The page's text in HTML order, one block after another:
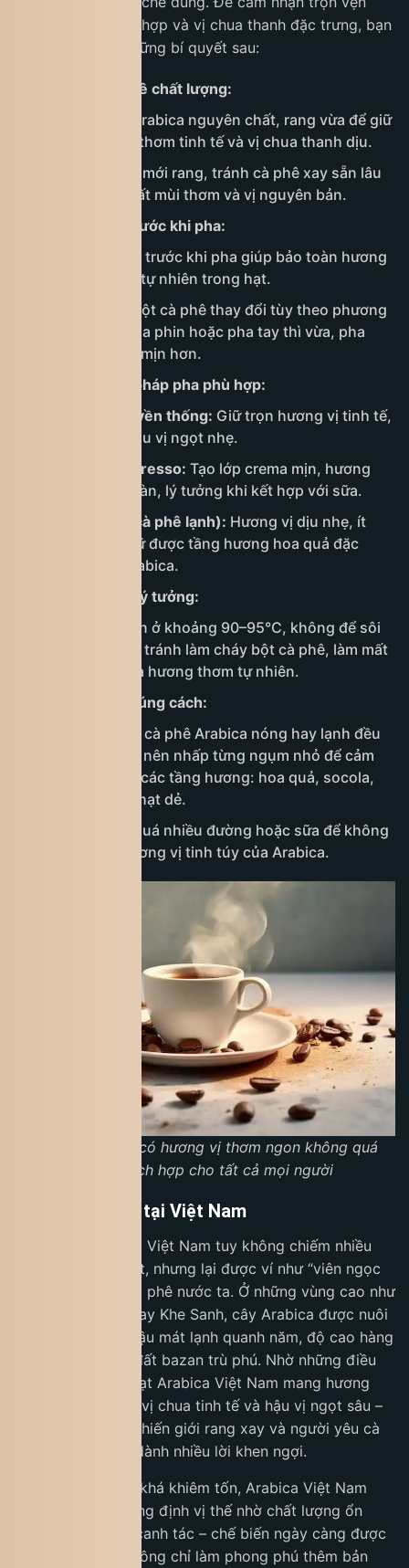
hương thơm phức hợp và vị chua thanh đặc trưng, bạn
có thể áp dụng những bí quyết sau:
Chọn hạt cà phê chất lượng:
Ưu tiên hạt Arabica nguyên chất, rang vừa để giữ
được hương thơm tinh tế và vị chua thanh dịu.
Nên mua hạt mới rang, tránh cà phê xay sẵn lâu
ngày vì sẽ mất mùi thơm và vị nguyên bản.
Xay hạt ngay trước khi pha:
Xay hạt ngay trước khi pha giúp bảo toàn hương
thơm và dầu tự nhiên trong hạt.
Độ mịn của bột cà phê thay đổi tùy theo phương
pháp pha: pha phin hoặc pha tay thì vừa, pha
espresso thì mịn hơn.
Chọn phương pháp pha phù hợp:
Pha phin truyền thống: Giữ trọn hương vị tinh tế,
đậm đà và hậu vị ngọt nhẹ.
Pha máy Espresso: Tạo lớp crema mịn, hương
thơm nồng nàn, lý tưởng khi kết hợp với sữa.
Cold brew (cà phê lạnh): Hương vị dịu nhẹ, ít
đắng, vẫn giữ được tầng hương hoa quả đặc
trưng của Arabica.
Nhiệt độ nước lý tưởng:
Nước pha nên ở khoảng 90–95°C, không để sôi
quá mạnh để tránh làm cháy bột cà phê, làm mất
đi vị thanh và hương thơm tự nhiên.
Thưởng thức đúng cách:
Thưởng thức cà phê Arabica nóng hay lạnh đều
được, nhưng nên nhấp từng ngụm nhỏ để cảm
nhận đầy đủ các tầng hương: hoa quả, socola,
caramel hay hạt dẻ.
Tránh thêm quá nhiều đường hoặc sữa để không
làm lu mờ hương vị tinh túy của Arabica.
Arabica coffee có hương vị thơm ngon không quá
đắng, thích hợp cho tất cả mọi người
Cà phê Arabica tại Việt Nam
Cà phê Arabica tại Việt Nam tuy không chiếm nhiều
diện tích trồng trọt, nhưng lại được ví như “viên ngọc
quý” của ngành cà phê nước ta. Ở những vùng cao như
Cầu Đất, Sơn La hay Khe Sanh, cây Arabica được nuôi
dưỡng trong khí hậu mát lạnh quanh năm, độ cao hàng
nghìn mét và lớp đất bazan trù phú. Nhờ những điều
kiện đặc hữu ấy, hạt Arabica Việt Nam mang hương
thơm thanh thoát, vị chua tinh tế và hậu vị ngọt sâu –
những đặc trưng khiến giới rang xay và người yêu cà
phê quốc tế luôn dành nhiều lời khen ngợi.
Dù sản lượng còn khá khiêm tốn, Arabica Việt Nam
vẫn đang dần khẳng định vị thế nhờ chất lượng ổn
định và quy trình canh tác – chế biến ngày càng được
đầu tư bài bản. Không chỉ làm phong phú thêm bản